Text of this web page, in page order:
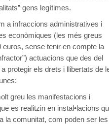
gens legítimes.
a infraccions administratives i
econòmiques (les més greus
euros, sense tenir en compte la
actuacions que des del
protegir els drets i llibertats de
greu les manifestacions i
es realitzin en instal•lacions
la comunitat, com poden ser les